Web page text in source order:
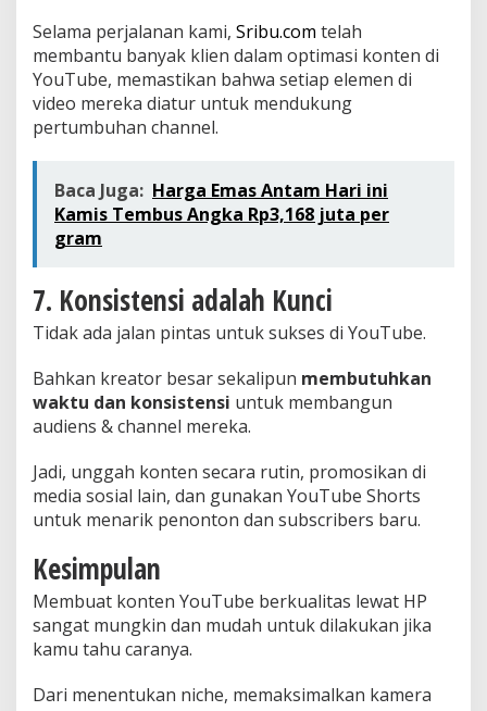
Selama perjalanan kami, Sribu.com telah
membantu banyak klien dalam optimasi konten di
YouTube, memastikan bahwa setiap elemen di
video mereka diatur untuk mendukung
pertumbuhan channel.
Baca Juga: Harga Emas Antam Hari ini
Kamis Tembus Angka Rp3,168 juta per
gram
7. Konsistensi adalah Kunci
Tidak ada jalan pintas untuk sukses di YouTube.
Bahkan kreator besar sekalipun membutuhkan
waktu dan konsistensi untuk membangun
audiens & channel mereka.
Jadi, unggah konten secara rutin, promosikan di
media sosial lain, dan gunakan YouTube Shorts
untuk menarik penonton dan subscribers baru.
Kesimpulan
Membuat konten YouTube berkualitas lewat HP
sangat mungkin dan mudah untuk dilakukan jika
kamu tahu caranya.
Dari menentukan niche, memaksimalkan kamera